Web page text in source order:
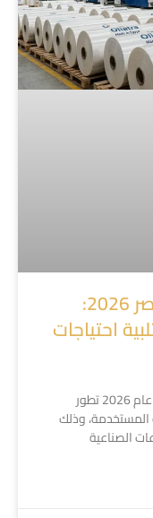
مصانع رولات تغليف في مصر 2026:
احتياجات
تشهد مصانع رولات تغليف في مصر خلال عام 2026 تطور
المستخدمة، وذلك
الصناعية